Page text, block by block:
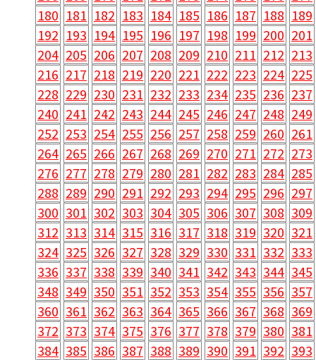
180 181 182 183 184 185 186 187 188 189
192 193 194 195 196 197 198 199 200 201
204 205 206 207 208 209 210 211 212 213
216 217 218 219 220 221 222 223 224 225
228 229 230 231 232 233 234 235 236 237
240 241 242 243 244 245 246 247 248 249
252 253 254 255 256 257 258 259 260 261
264 265 266 267 268 269 270 271 272 273
276 277 278 279 280 281 282 283 284 285
288 289 290 291 292 293 294 295 296 297
300 301 302 303 304 305 306 307 308 309
312 313 314 315 316 317 318 319 320 321
324 325 326 327 328 329 330 331 332 333
336 337 338 339 340 341 342 343 344 345
348 349 350 351 352 353 354 355 356 357
360 361 362 363 364 365 366 367 368 369
372 373 374 375 376 377 378 379 380 381
384 385 386 387 388 389 390 391 392 393